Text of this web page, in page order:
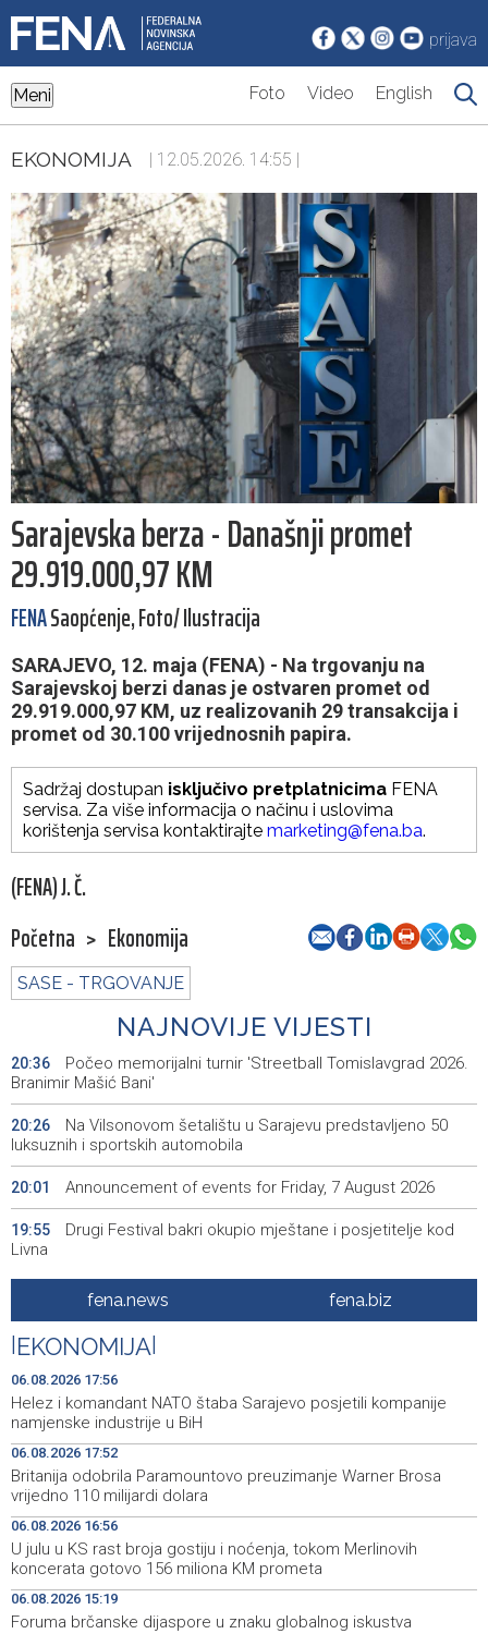
prijava
Meni Foto Video English
EKONOMIJA | 12.05.2026. 14:55 |
Sarajevska berza - Današnji promet
29.919.000,97 KM
FENASaopćenje, Foto/ Ilustracija
SARAJEVO, 12. maja (FENA) - Na trgovanju na
Sarajevskoj berzi danas je ostvaren promet od
29.919.000,97 KM, uz realizovanih 29 transakcija i
promet od 30.100 vrijednosnih papira.
Sadržaj dostupan isključivo pretplatnicima FENA
servisa. Za više informacija o načinu i uslovima
korištenja servisa kontaktirajte marketing@fena.ba.
(FENA) J. Č.
Početna > Ekonomija
SASE - TRGOVANJE
NAJNOVIJE VIJESTI
20:36
Počeo memorijalni turnir 'Streetball Tomislavgrad 2026.
Branimir Mašić Bani'
20:26
Na Vilsonovom šetalištu u Sarajevu predstavljeno 50
luksuznih i sportskih automobila
20:01 Announcement of events for Friday, 7 August 2026
19:55
Drugi Festival bakri okupio mještane i posjetitelje kod
Livna
Novi Travnik receives first direct EU funding for UNESCO
heritage project
19:33
Crishock: OHR maintains an open dialogue with all
political stakeholders in BiH
19:32
Velika nagrada Britanije ostaje u MotoGP kalendaru do
2028. godine
19:29
Španska krajnja ljevica i desnica ujedinjene protiv
Maroka kao suorganizatora SP 2030.
19:27
Grad Novi Travnik prvi put izravno dobio sredstva
Europske unije
19:16
Soreca says SEPA application marks important
milestone on BiH's EU path
fena.news fena.biz
EKONOMIJA
06.08.2026 17:56
Helez i komandant NATO štaba Sarajevo posjetili kompanije
namjenske industrije u BiH
06.08.2026 17:52
Britanija odobrila Paramountovo preuzimanje Warner Brosa
vrijedno 110 milijardi dolara
06.08.2026 16:56
U julu u KS rast broja gostiju i noćenja, tokom Merlinovih
koncerata gotovo 156 miliona KM prometa
06.08.2026 15:19
Foruma brčanske dijaspore u znaku globalnog iskustva